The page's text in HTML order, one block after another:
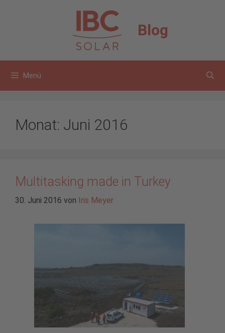
Blog
Menü
Monat: Juni 2016
Multitasking made in Turkey
30. Juni 2016 von Iris Meyer